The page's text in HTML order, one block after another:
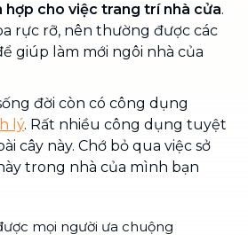
hợp cho việc trang trí nhà cửa.
rực rỡ, nên thường được các
giúp làm mới ngôi nhà của
đời còn có công dụng
lý. Rất nhiều công dụng tuyệt
cây này. Chớ bỏ qua việc sở
trong nhà của mình bạn